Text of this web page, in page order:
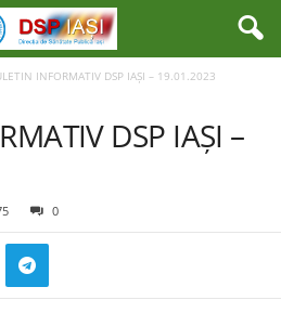
INFORMATIV DSP IAȘI – 19.01.2023
DSP IAȘI –
0